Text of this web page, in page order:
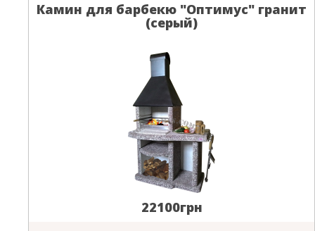
Камин для барбекю "Оптимус" гранит
(серый)
22100грн